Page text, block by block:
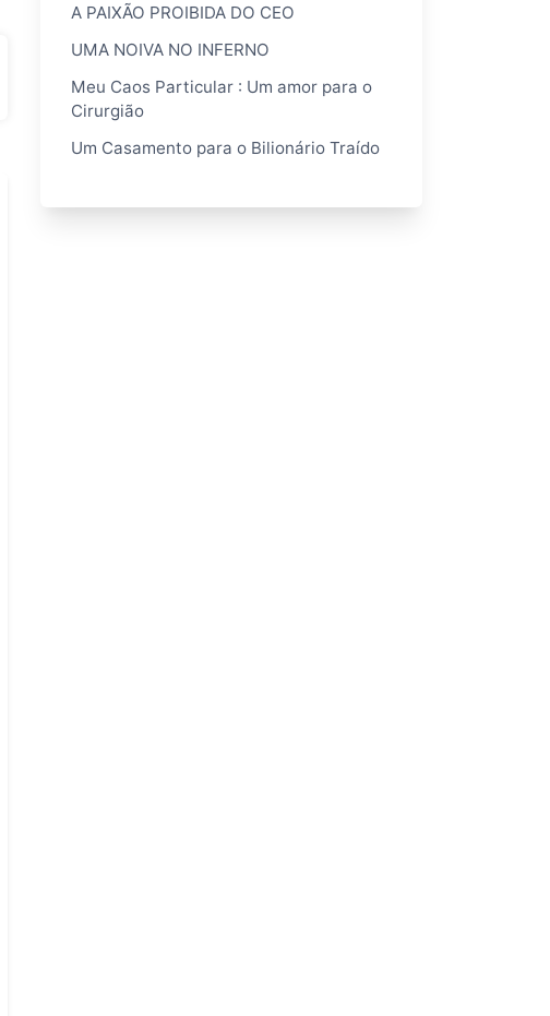
A PAIXÃO PROIBIDA DO CEO
UMA NOIVA NO INFERNO
Meu Caos Particular : Um amor para o
Cirurgião
Um Casamento para o Bilionário Traído